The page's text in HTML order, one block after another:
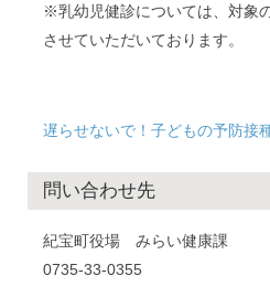
※乳幼児健診については、対象
させていただいております。
遅らせないで！子どもの予防接
問い合わせ先
紀宝町役場 みらい健康課
0735-33-0355